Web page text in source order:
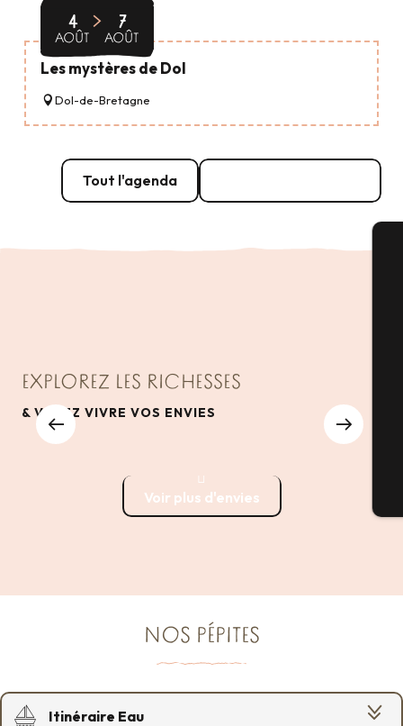
4
AOÛT
7
AOÛT
Les mystères de Dol
Dol-de-Bretagne
Tout l'agenda
EXPLOREZ LES RICHESSES
& VENEZ VIVRE VOS ENVIES
Explorer notre destination
Voir plus d'envies
NOS PÉPITES
Itinéraire Eau